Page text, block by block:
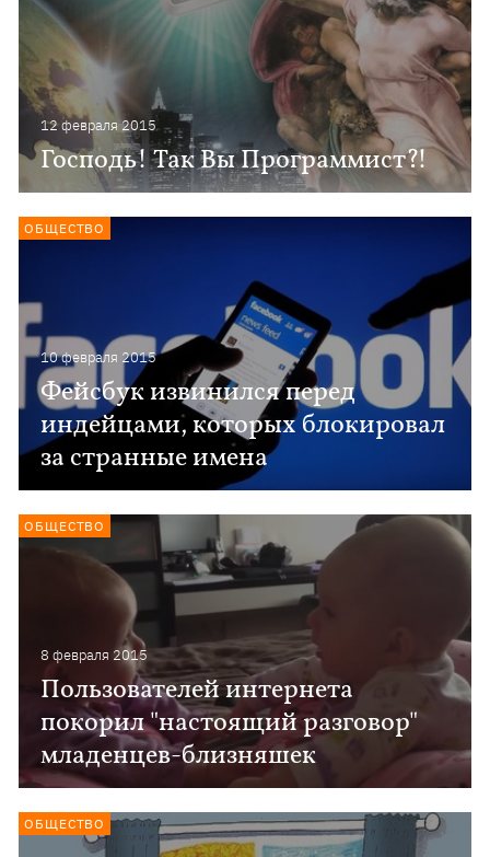
12 февраля 2015
Господь! Так Вы Программист?!
10 февраля 2015
Фейсбук извинился перед
индейцами, которых блокировал
за странные имена
ОБЩЕСТВО
8 февраля 2015
Пользователей интернета
покорил "настоящий разговор"
младенцев-близняшек
ОБЩЕСТВО
ОБЩЕСТВО